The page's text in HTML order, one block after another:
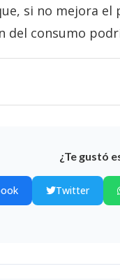
si no mejora
del consumo
¿Te gustó
Twitter